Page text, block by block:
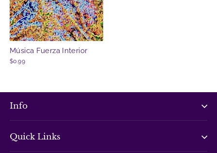
Música Fuerza Interior
$0.99
Info
Quick Links